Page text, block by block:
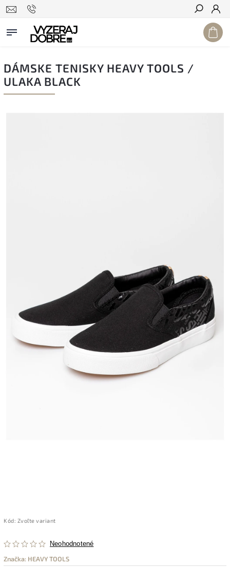
Hľadať
DÁMSKE TENISKY HEAVY TOOLS /
ULAKA BLACK
Kód: Zvoľte variant
Neohodnotené
Značka: HEAVY TOOLS